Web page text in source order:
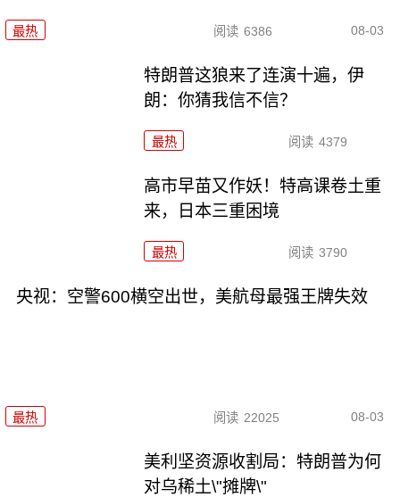
最热 阅读 6386 08-03
特朗普这狼来了连演十遍，伊
朗：你猜我信不信？
最热 阅读 4379
高市早苗又作妖！特高课卷土重
来，日本三重困境
最热 阅读 3790
央视：空警600横空出世，美航母最强王牌失效
最热 阅读 22025 08-03
美利坚资源收割局：特朗普为何
对乌稀土\"摊牌\"